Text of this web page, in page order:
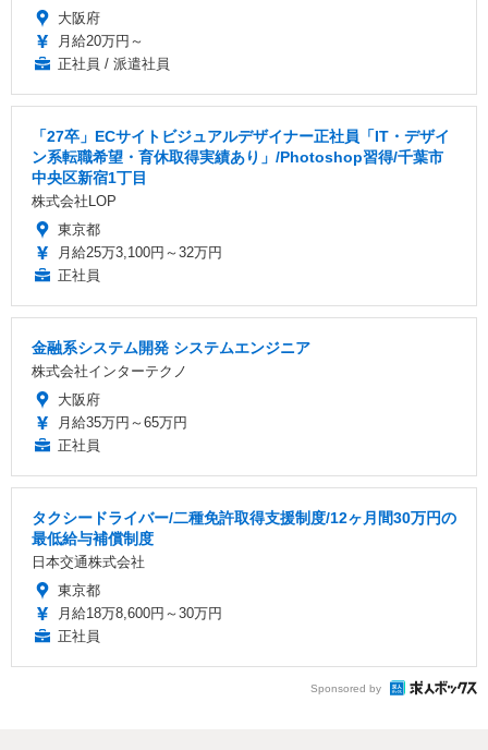
大阪府
月給20万円～
正社員 / 派遣社員
「27卒」ECサイトビジュアルデザイナー正社員「IT・デザイ
ン系転職希望・育休取得実績あり」/Photoshop習得/千葉市
中央区新宿1丁目
株式会社LOP
東京都
月給25万3,100円～32万円
正社員
金融系システム開発 システムエンジニア
株式会社インターテクノ
大阪府
月給35万円～65万円
正社員
タクシードライバー/二種免許取得支援制度/12ヶ月間30万円の
最低給与補償制度
日本交通株式会社
東京都
月給18万8,600円～30万円
正社員
Sponsored by